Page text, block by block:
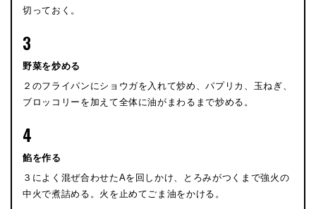
切っておく。
3
野菜を炒める
２のフライパンにショウガを入れて炒め、パプリカ、玉ねぎ、
ブロッコリーを加えて全体に油がまわるまで炒める。
4
餡を作る
３によく混ぜ合わせたAを回しかけ、とろみがつくまで強火の
中火で煮詰める。火を止めてごま油をかける。